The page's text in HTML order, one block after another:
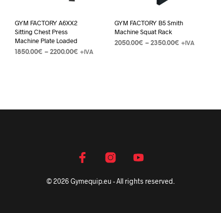
GYM FACTORY A6XX2
Sitting Chest Press
Machine Plate Loaded
1850.00€ – 2200.00€ +IVA
GYM FACTORY B5 Smith
Machine Squat Rack
2050.00€ – 2350.00€ +IVA
© 2026 Gymequip.eu - All rights reserved.